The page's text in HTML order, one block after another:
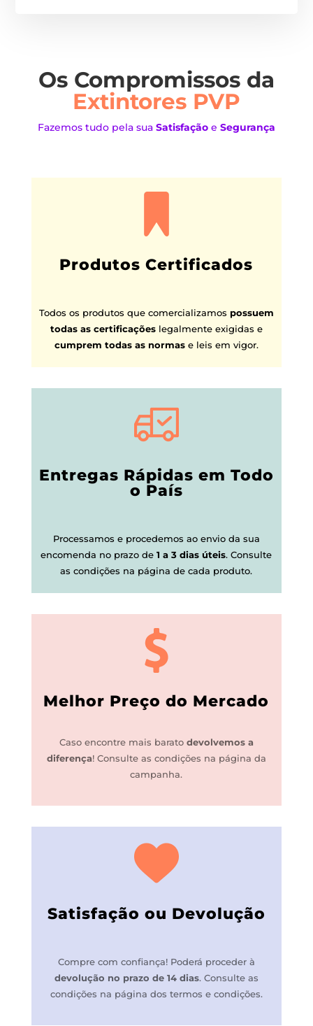
Os Compromissos da
Extintores PVP
Fazemos tudo pela sua Satisfaçãoe Segurança
Produtos Certificados
Todos os produtos que comercializamos possuem
todas as certificaçõeslegalmente exigidas e
cumprem todas as normase leis em vigor.
Entregas Rápidas em Todo
o País
Processamos e procedemos ao envio da sua
encomenda no prazo de1 a 3 dias úteis.Consulte
as condições na página de cada produto.
Melhor Preço do Mercado
Caso encontre mais barato devolvemos a
diferença! Consulte as condições na página da
campanha.
Satisfação ou Devolução
Compre com confiança! Poderá proceder à
devolução no prazo de 14 dias. Consulte as
condições na página dos termos e condições.